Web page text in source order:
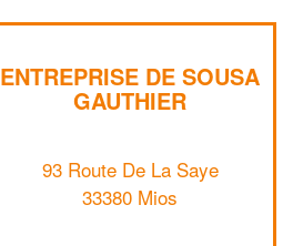
ENTREPRISE DE SOUSA
GAUTHIER
93 Route De La Saye
33380 Mios